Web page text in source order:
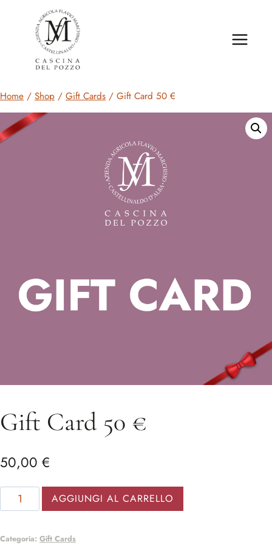
contenuto
Home / Shop / Gift Cards / Gift Card 50 €
Gift Card 50 €
50,00 €
Card
AGGIUNGI AL CARRELLO
Categoria: Gift Cards